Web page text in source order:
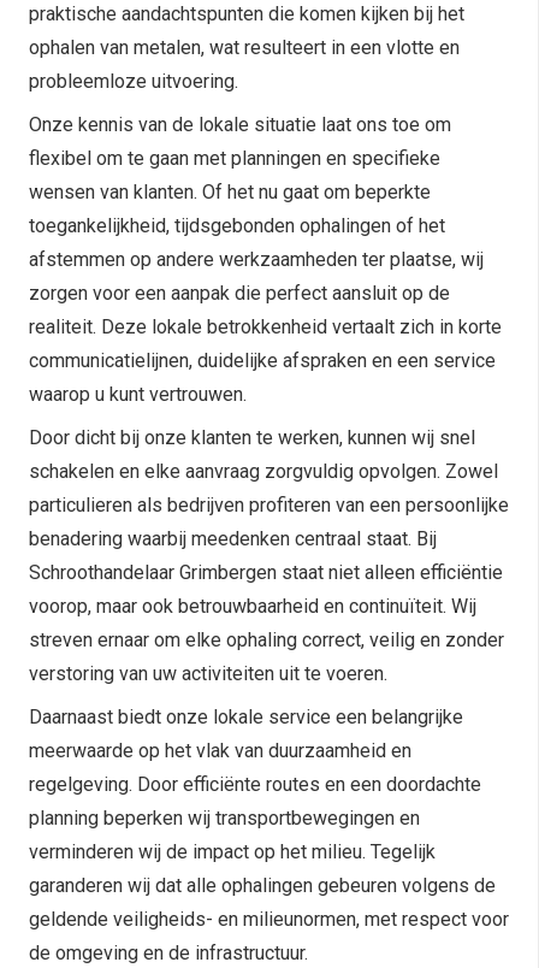
praktische aandachtspunten die komen kijken bij het
ophalen van metalen, wat resulteert in een vlotte en
probleemloze uitvoering.
Onze kennis van de lokale situatie laat ons toe om
flexibel om te gaan met planningen en specifieke
wensen van klanten. Of het nu gaat om beperkte
toegankelijkheid, tijdsgebonden ophalingen of het
afstemmen op andere werkzaamheden ter plaatse, wij
zorgen voor een aanpak die perfect aansluit op de
realiteit. Deze lokale betrokkenheid vertaalt zich in korte
communicatielijnen, duidelijke afspraken en een service
waarop u kunt vertrouwen.
Door dicht bij onze klanten te werken, kunnen wij snel
schakelen en elke aanvraag zorgvuldig opvolgen. Zowel
particulieren als bedrijven profiteren van een persoonlijke
benadering waarbij meedenken centraal staat. Bij
Schroothandelaar Grimbergen staat niet alleen efficiëntie
voorop, maar ook betrouwbaarheid en continuïteit. Wij
streven ernaar om elke ophaling correct, veilig en zonder
verstoring van uw activiteiten uit te voeren.
Daarnaast biedt onze lokale service een belangrijke
meerwaarde op het vlak van duurzaamheid en
regelgeving. Door efficiënte routes en een doordachte
planning beperken wij transportbewegingen en
verminderen wij de impact op het milieu. Tegelijk
garanderen wij dat alle ophalingen gebeuren volgens de
geldende veiligheids- en milieunormen, met respect voor
de omgeving en de infrastructuur.